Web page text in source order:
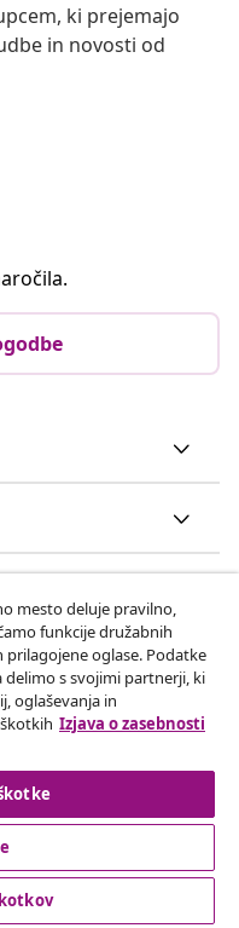
ki prejemajo
in novosti od
je last vidaXL
B.V.
mesto deluje pravilno,
funkcije družabnih
oglase. Podatke
s svojimi partnerji, ki
oglaševanja in
Izjava o zasebnosti